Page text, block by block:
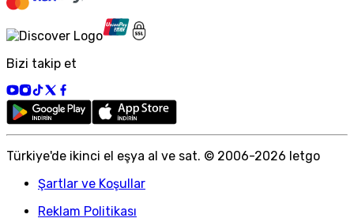
Bizi takip et
Türkiye'de ikinci el eşya al ve sat. © 2006-2026 letgo
Şartlar ve Koşullar
Reklam Politikası